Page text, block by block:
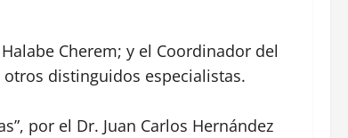
Cherem; y el Coordinador del
distinguidos especialistas.
por el Dr. Juan Carlos Hernández